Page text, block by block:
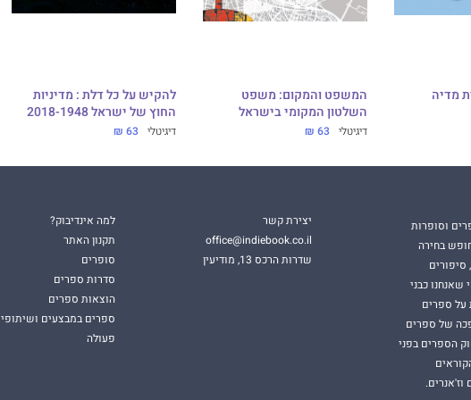
מדיה
המשפט והמקום: משפט
השלטון המקומי בישראל
דיגיטלי 63 ₪
להקיש על כל דלת : מדיניות
החוץ של ישראל 2018-1948
דיגיטלי 63 ₪
וסופרות
בחירה
שאנחנו כבני
על ספרים
של ספרים
הספרים בפני
יצירת קשר
office@indiebook.co.il
שדרות הרכס 13, מודיעין
למה אינדיבוק?
תקנון האתר
סופרים
סדרות ספרים
הוצאות ספרים
ספרים במבצעים ושיתופי
פעולה